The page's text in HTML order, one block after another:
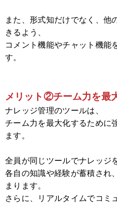
また、形式知だけでなく、他
きるよう、
コメント機能やチャット機能
す。
メリット②チーム力を最
ナレッジ管理のツールは、
チーム力を最大化するために
ます。
全員が同じツールでナレッジ
各自の知識や経験が蓄積され
まります。
さらに、リアルタイムでコミ